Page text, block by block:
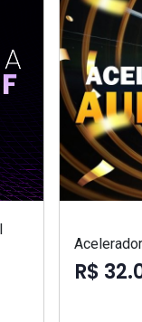
R$